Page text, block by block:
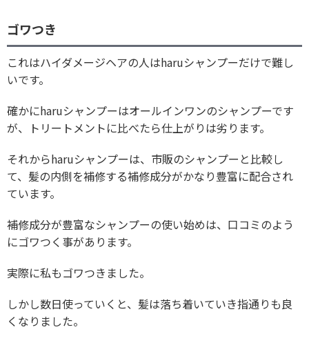
ゴワつき
これはハイダメージヘアの人はharuシャンプーだけで難し
いです。
確かにharuシャンプーはオールインワンのシャンプーです
が、トリートメントに比べたら仕上がりは劣ります。
それからharuシャンプーは、市販のシャンプーと比較し
て、髪の内側を補修する補修成分がかなり豊富に配合され
ています。
補修成分が豊富なシャンプーの使い始めは、口コミのよう
にゴワつく事があります。
実際に私もゴワつきました。
しかし数日使っていくと、髪は落ち着いていき指通りも良
くなりました。